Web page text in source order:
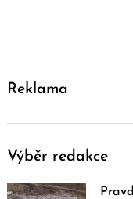
Reklama
Výběr redakce